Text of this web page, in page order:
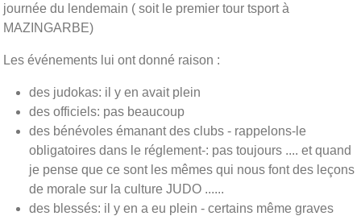
journée du lendemain ( soit le premier tour tsport à
MAZINGARBE)
Les événements lui ont donné raison :
des judokas: il y en avait plein
des officiels: pas beaucoup
des bénévoles émanant des clubs - rappelons-le
obligatoires dans le réglement-: pas toujours .... et quand
je pense que ce sont les mêmes qui nous font des leçons
de morale sur la culture JUDO ......
des blessés: il y en a eu plein - certains même graves